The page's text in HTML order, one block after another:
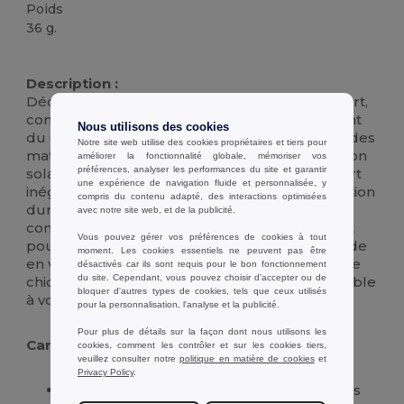
Poids
36 g.
Description :
Découvrez notre chapeau en osier à bord court,
conçu pour s'adapter à tous, indépendamment
du genre. Ce chapeau élégant, fabriqué avec des
matériaux de haute qualité, offre une protection
solaire optimale tout en garantissant un confort
inégalé. Son design intemporel et sa construction
durable en font l'accessoire parfait pour
compléter n'importe quelle tenue, que ce soit
pour une journée à la plage ou une promenade
en ville. Avec sa silhouetteunisexeet son allure
chic, ce chapeau en osier est l'ajout indispensable
à votre garde-robe estivale.
Caractéristiques :
adaptable à tous les styles
Nous utilisons des cookies
Notre site web utilise des cookies propriétaires et tiers pour
améliorer la fonctionnalité globale, mémoriser vos
préférences, analyser les performances du site et garantir
une expérience de navigation fluide et personnalisée, y
compris du contenu adapté, des interactions optimisées
avec notre site web, et de la publicité.
Vous pouvez gérer vos préférences de cookies à tout
moment. Les cookies essentiels ne peuvent pas être
désactivés car ils sont requis pour le bon fonctionnement
du site. Cependant, vous pouvez choisir d’accepter ou de
bloquer d'autres types de cookies, tels que ceux utilisés
pour la personnalisation, l'analyse et la publicité.
Pour plus de détails sur la façon dont nous utilisons les
cookies, comment les contrôler et sur les cookies tiers,
veuillez consulter notrepolitique en matière de cookieset
Privacy Policy.